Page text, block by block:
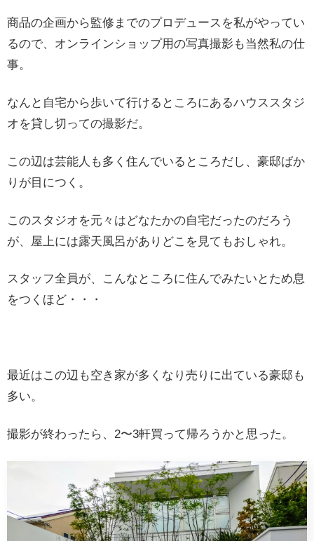
商品の企画から監修までのプロデュースを私がやってい
るので、オンラインショップ用の写真撮影も当然私の仕
事。
なんと自宅から歩いて行けるところにあるハウススタジ
オを貸し切っての撮影だ。
この辺は芸能人も多く住んでいるところだし、豪邸ばか
りが目につく。
このスタジオを元々はどなたかの自宅だったのだろう
が、屋上には露天風呂がありどこを見てもおしゃれ。
スタッフ全員が、こんなところに住んでみたいとため息
をつくほど・・・
最近はこの辺も空き家が多くなり売りに出ている豪邸も
多い。
撮影が終わったら、2〜3軒買って帰ろうかと思った。